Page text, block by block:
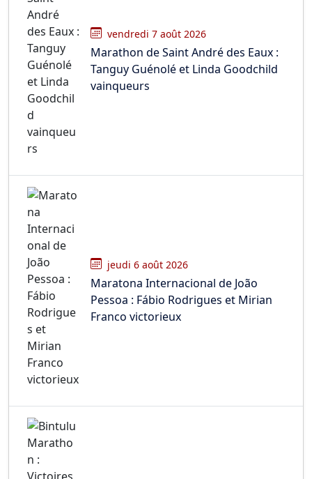
vendredi 7 août 2026
Marathon de Saint André des Eaux :
Tanguy Guénolé et Linda Goodchild
vainqueurs
jeudi 6 août 2026
Maratona Internacional de João
Pessoa : Fábio Rodrigues et Mirian
Franco victorieux